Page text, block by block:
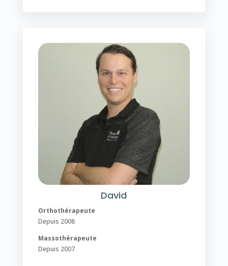
David
Orthothérapeute
Depuis 2008
Massothérapeute
Depuis 2007